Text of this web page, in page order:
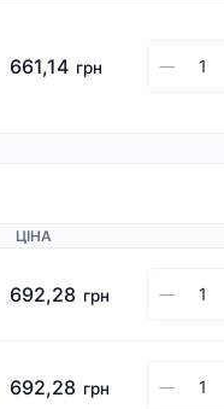
661,14 грн
ЦІНА
692,28 грн
692,28 грн